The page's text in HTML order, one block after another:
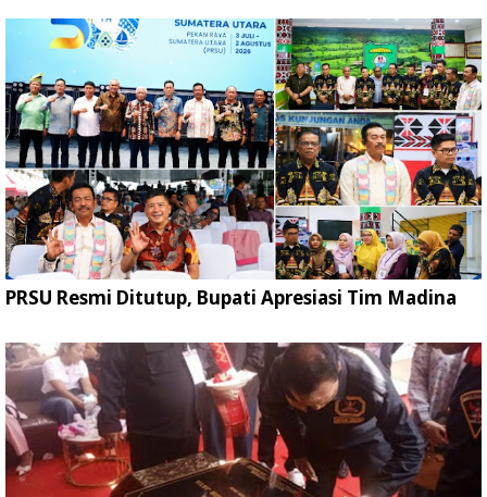
PRSU Resmi Ditutup, Bupati Apresiasi Tim Madina